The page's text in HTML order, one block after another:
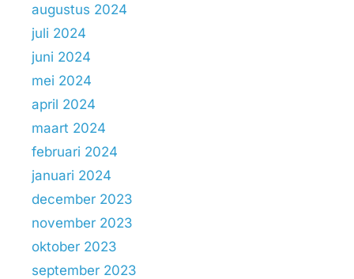
augustus 2024
juli 2024
juni 2024
mei 2024
april 2024
maart 2024
februari 2024
januari 2024
december 2023
november 2023
oktober 2023
september 2023